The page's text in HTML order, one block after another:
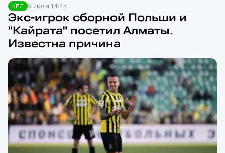
КПЛ 9 июля 14:45
Экс-игрок сборной Польши и
"Кайрата" посетил Алматы.
Известна причина